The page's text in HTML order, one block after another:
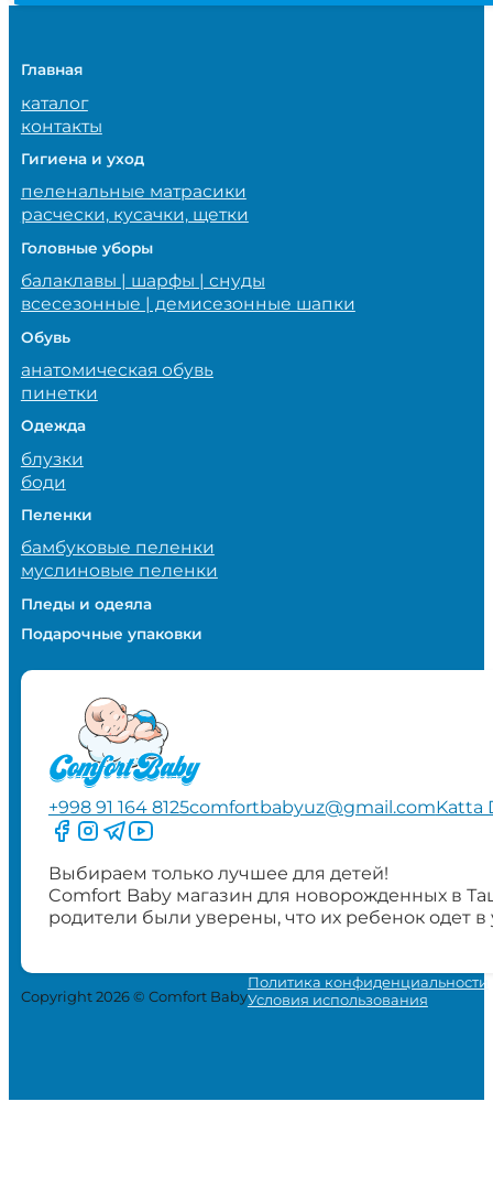
Главная
каталог
контакты
Гигиена и уход
пеленальные матрасики
расчески, кусачки, щетки
Головные уборы
балаклавы | шарфы | снуды
всесезонные | демисезонные шапки
Обувь
анатомическая обувь
пинетки
Одежда
блузки
боди
Пеленки
бамбуковые пеленки
муслиновые пеленки
Пледы и одеяла
Подарочные упаковки
+998 91 164 8125comfortbabyuz@gmail.comKatta
Следите за нами на Facebook
Следите за нами в Instagram
Следите за нами в Telegram
Следите за нами в YouTube
Выбираем только лучшее для детей!
Comfort Baby магазин для новорожденных в
родители были уверены, что их ребенок одет
Copyright 2026 © Comfort Baby
Политика конфиденциальности
Условия использования